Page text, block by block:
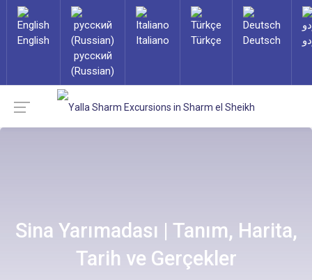
English
русский
(Russian)
Italiano Türkçe Deutsch
Sina Yarımadası | Tanım, Harita,
Tarih ve Gerçekler